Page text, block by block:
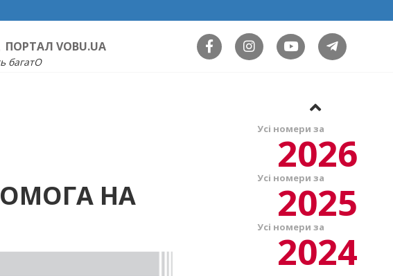
ПОРТАЛ VOBU.UA
багатО
НА
Усі номери за
2026
Усі номери за
2025
Усі номери за
2024